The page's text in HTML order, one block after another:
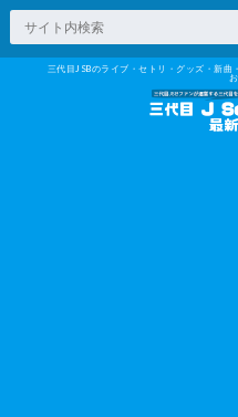
三代目JSBのライブ・セトリ・グッズ・新